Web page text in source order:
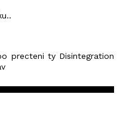
precteni ty Disintegration